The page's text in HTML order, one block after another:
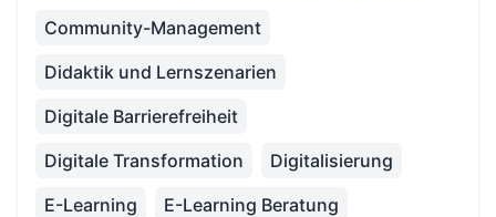
Community-Management
Didaktik und Lernszenarien
Digitale Barrierefreiheit
Digitale Transformation
Digitalisierung
E-Learning
E-Learning Beratung